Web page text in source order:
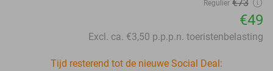
Regulier €73
€49
Excl. ca. €3,50 p.p.p.n. toeristenbelasting
Tijd resterend tot de nieuwe Social Deal: